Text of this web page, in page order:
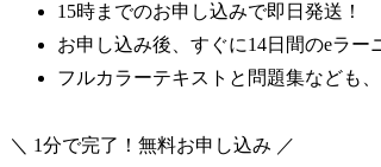
15時までのお申し込みで即日発送！
お申し込み後、すぐに14日間のeラー
フルカラーテキストと問題集なども
＼ 1分で完了！無料お申し込み ／